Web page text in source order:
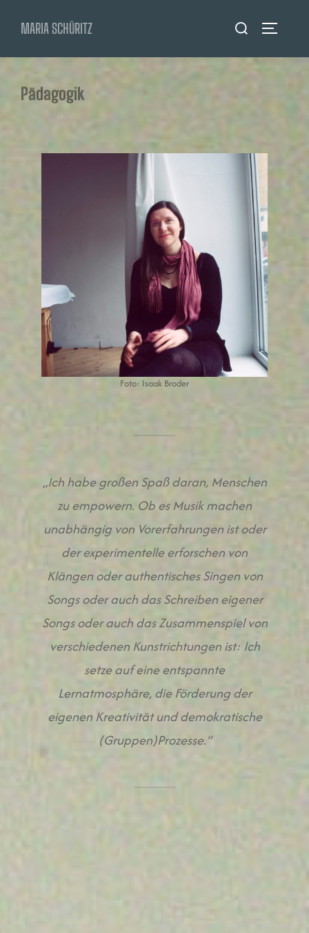
InhaltMARIA SCHÜRITZ
Suchen
Pädagogik
Foto: Isaak Broder
„Ich habe großen Spaß daran, Menschen
zu empowern. Ob es Musik machen
unabhängig von Vorerfahrungen ist oder
der experimentelle erforschen von
Klängen oder authentisches Singen von
Songs oder auch das Schreiben eigener
Songs oder auch das Zusammenspiel von
verschiedenen Kunstrichtungen ist: Ich
setze auf eine entspannte
Lernatmosphäre, die Förderung der
eigenen Kreativität und demokratische
(Gruppen)Prozesse.“